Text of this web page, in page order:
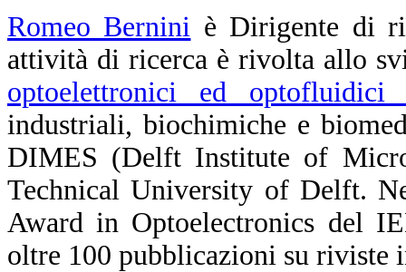
Romeo Bernini è Dirigente di
attività di ricerca è rivolta allo
optoelettronici ed optofluidici
industriali, biochimiche e
DIMES (Delft Institute of
Technical University of Delft.
Award in Optoelectronics del
oltre 100 pubblicazioni su riviste